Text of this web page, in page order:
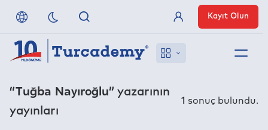
Referanslarımız
Üye Girişi
Kayıt Olun
“Tuğba Nayıroğlu” yazarının
yayınları
1 sonuç bulundu.